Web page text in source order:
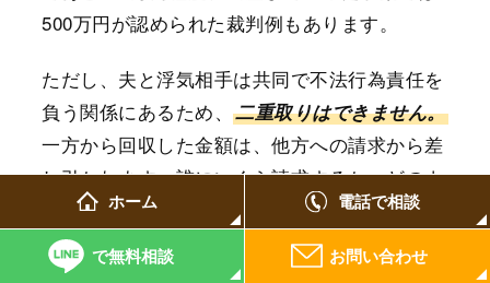
500万円が認められた裁判例もあります。
ただし、夫と浮気相手は共同で不法行為責任を
負う関係にあるため、二重取りはできません。
一方から回収した金額は、他方への請求から差
し引かれます。誰にいくら請求するか、どのよ
うな順序で交渉するかは、状況に応じて戦略的
に判断する必要があります。
ホーム 電話で相談
で無料相談 お問い合わせ